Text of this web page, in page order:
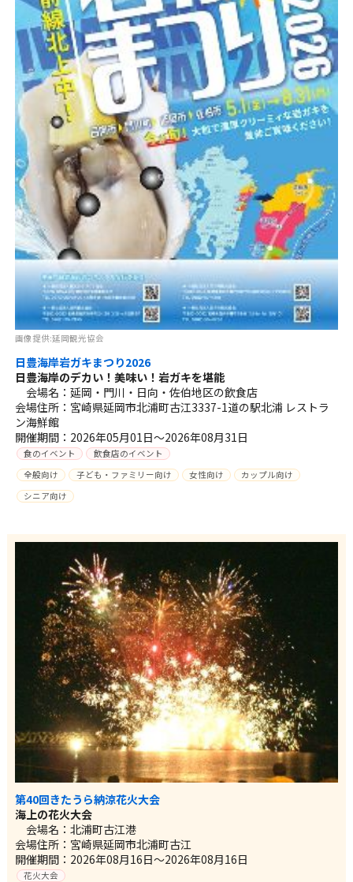
画像提供:延岡観光協会
日豊海岸岩ガキまつり2026
日豊海岸のデカい！美味い！岩ガキを堪能
会場名：延岡・門川・日向・佐伯地区の飲食店
会場住所：宮崎県延岡市北浦町古江3337-1道の駅北浦 レストラ
ン海鮮館
開催期間：2026年05月01日～2026年08月31日
食のイベント
飲食店のイベント
全般向け
子ども・ファミリー向け 女性向け
カップル向け
シニア向け
第40回きたうら納涼花火大会
海上の花火大会
会場名：北浦町古江港
会場住所：宮崎県延岡市北浦町古江
開催期間：2026年08月16日～2026年08月16日
花火大会